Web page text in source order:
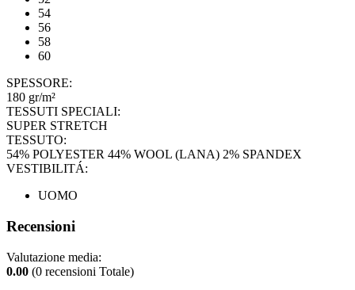
54
56
58
60
SPESSORE:
180 gr/m²
TESSUTI SPECIALI:
SUPER STRETCH
TESSUTO:
54% POLYESTER 44% WOOL (LANA) 2% SPANDEX
VESTIBILITÁ:
UOMO
Recensioni
Valutazione media:
0.00 (0 recensioni Totale)